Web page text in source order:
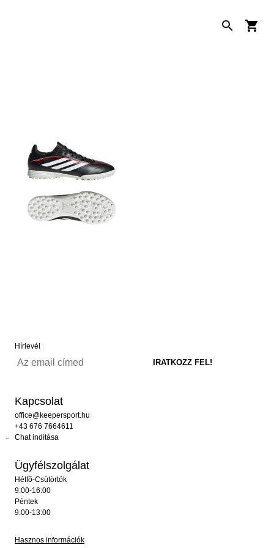
Hírlevél
Kapcsolat
office@keepersport.hu
+43 676 7664611
Chat indítása
Ügyfélszolgálat
Hétfő-Csütörtök
9:00-16:00
Péntek
9:00-13:00
Hasznos információk